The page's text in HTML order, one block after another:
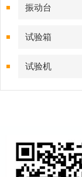
振动台
试验箱
试验机